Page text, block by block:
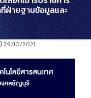
ฝ่ายฐานข้อมูลและ
29/10/2021